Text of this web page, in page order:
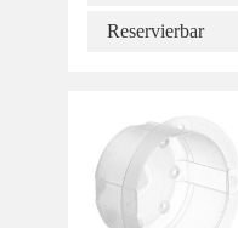
Reservierbar